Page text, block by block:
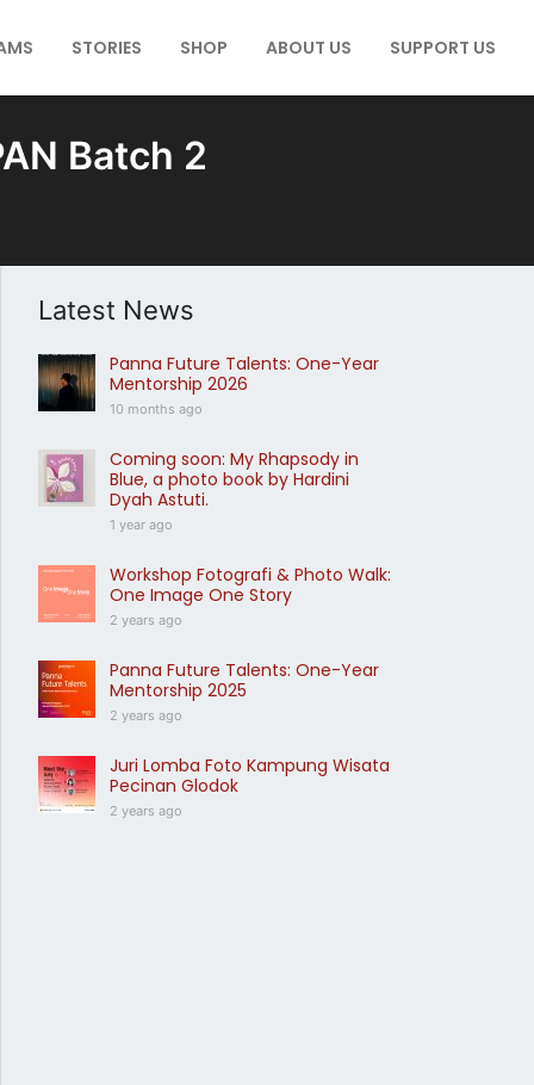
STORIES SHOP ABOUT US SUPPORT US
Batch 2
Latest News
Panna Future Talents: One-Year
Mentorship 2026
10 months ago
Coming soon: My Rhapsody in
Blue, a photo book by Hardini
Dyah Astuti.
1 year ago
Workshop Fotografi & Photo Walk:
One Image One Story
2 years ago
Panna Future Talents: One-Year
Mentorship 2025
2 years ago
Juri Lomba Foto Kampung Wisata
Pecinan Glodok
2 years ago